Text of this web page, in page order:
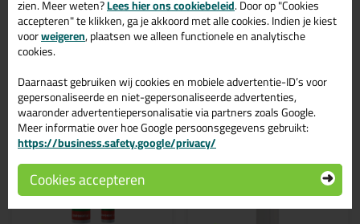
Bekijken Bekijken
zien. Meer weten?Lees hier ons cookiebeleid. Door op "Cookies
accepteren" te klikken, ga je akkoord met alle cookies. Indien je kiest
voorweigeren, plaatsen we alleen functionele en analytische
cookies.
Daarnaast gebruiken wij cookies en mobiele advertentie-ID’s voor
gepersonaliseerde en niet-gepersonaliseerde advertenties,
waaronder advertentiepersonalisatie via partners zoals Google.
Meer informatie over hoe Google persoonsgegevens gebruikt:
https://business.safety.google/privacy/
Cookies accepteren